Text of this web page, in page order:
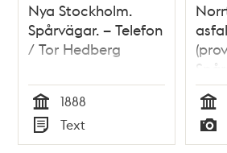
Nya Stockholm.
Spårvägar. – Telefon
/ Tor Hedberg
Tid
1888
Typ
Text Tid
Typ